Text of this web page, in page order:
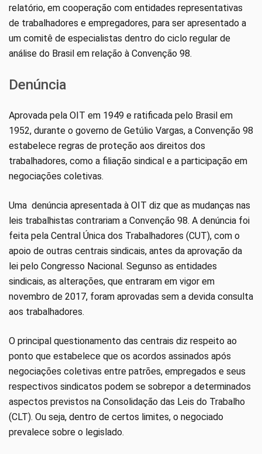
relatório, em cooperação com entidades representativas
de trabalhadores e empregadores, para ser apresentado a
um comitê de especialistas dentro do ciclo regular de
análise do Brasil em relação à Convenção 98.
Denúncia
Aprovada pela OIT em 1949 e ratificada pelo Brasil em
1952, durante o governo de Getúlio Vargas, a Convenção 98
estabelece regras de proteção aos direitos dos
trabalhadores, como a filiação sindical e a participação em
negociações coletivas.
Uma denúncia apresentada à OIT diz que as mudanças nas
leis trabalhistas contrariam a Convenção 98. A denúncia foi
feita pela Central Única dos Trabalhadores (CUT), com o
apoio de outras centrais sindicais, antes da aprovação da
lei pelo Congresso Nacional. Segunso as entidades
sindicais, as alterações, que entraram em vigor em
novembro de 2017, foram aprovadas sem a devida consulta
aos trabalhadores.
O principal questionamento das centrais diz respeito ao
ponto que estabelece que os acordos assinados após
negociações coletivas entre patrões, empregados e seus
respectivos sindicatos podem se sobrepor a determinados
aspectos previstos na Consolidação das Leis do Trabalho
(CLT). Ou seja, dentro de certos limites, o negociado
prevalece sobre o legislado.